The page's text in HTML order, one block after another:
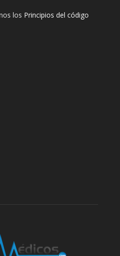
los Principios del código